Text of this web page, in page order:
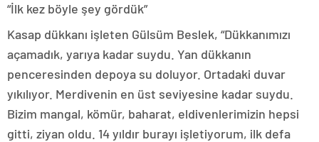
“İlk kez böyle şey gördük”
Kasap dükkanı işleten Gülsüm Beslek, “Dükkanımızı
açamadık, yarıya kadar suydu. Yan dükkanın
penceresinden depoya su doluyor. Ortadaki duvar
yıkılıyor. Merdivenin en üst seviyesine kadar suydu.
Bizim mangal, kömür, baharat, eldivenlerimizin hepsi
gitti, ziyan oldu. 14 yıldır burayı işletiyorum, ilk defa